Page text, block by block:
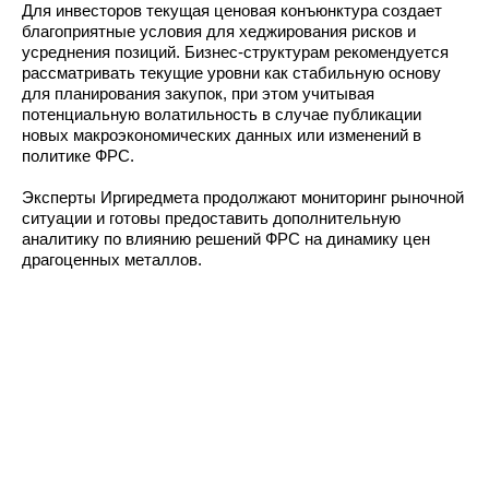
Для инвесторов текущая ценовая конъюнктура создает
благоприятные условия для хеджирования рисков и
усреднения позиций. Бизнес-структурам рекомендуется
рассматривать текущие уровни как стабильную основу
для планирования закупок, при этом учитывая
потенциальную волатильность в случае публикации
новых макроэкономических данных или изменений в
политике ФРС.
Эксперты Иргиредмета продолжают мониторинг рыночной
ситуации и готовы предоставить дополнительную
аналитику по влиянию решений ФРС на динамику цен
драгоценных металлов.